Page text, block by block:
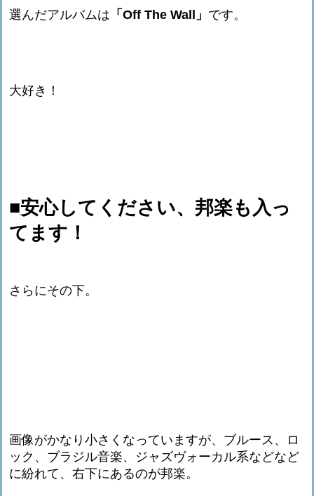
選んだアルバムは 「Off The Wall」 です。
大好き！
■安心してください、邦楽も入っ
てます！
さらにその下。
画像がかなり小さくなっていますが、ブルース、ロ
ック、ブラジル音楽、ジャズヴォーカル系などなど
に紛れて、右下にあるのが邦楽。